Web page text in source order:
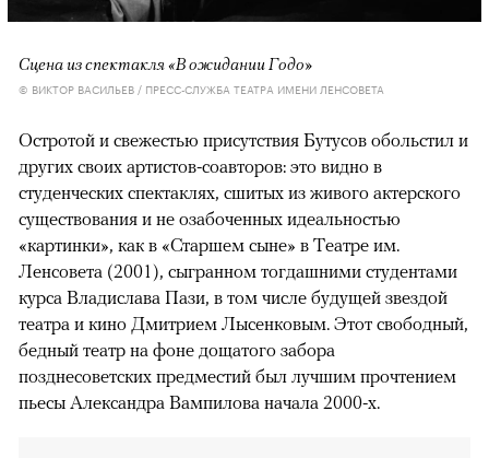
Сцена из спектакля «В ожидании Годо»
© ВИКТОР ВАСИЛЬЕВ / ПРЕСС-СЛУЖБА ТЕАТРА ИМЕНИ ЛЕНСОВЕТА
Остротой и свежестью присутствия Бутусов обольстил и
других своих артистов-соавторов: это видно в
студенческих спектаклях, сшитых из живого актерского
существования и не озабоченных идеальностью
«картинки», как в «Старшем сыне» в Театре им.
Ленсовета (2001), сыгранном тогдашними студентами
курса Владислава Пази, в том числе будущей звездой
театра и кино Дмитрием Лысенковым. Этот свободный,
бедный театр на фоне дощатого забора
позднесоветских предместий был лучшим прочтением
пьесы Александра Вампилова начала 2000-х.